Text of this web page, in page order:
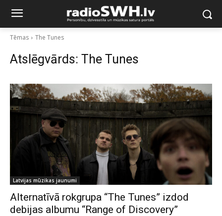
Tēmas The Tunes
Atslēgvārds: The Tunes
Latvijas mūzikas jaunumi
Alternatīvā rokgrupa “The Tunes” izdod
debijas albumu “Range of Discovery”